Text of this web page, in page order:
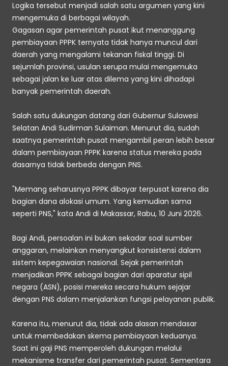
Logika tersebut menjadi salah satu argumen yang kini
mengemuka di berbagai wilayah.
Gagasan agar pemerintah pusat ikut menanggung
pembiayaan PPPK ternyata tidak hanya muncul dari
daerah yang mengalami tekanan fiskal tinggi. Di
sejumlah provinsi, usulan serupa mulai mengemuka
sebagai jalan ke luar atas dilema yang kini dihadapi
banyak pemerintah daerah.
Salah satu dukungan datang dari Gubernur Sulawesi
Selatan Andi Sudirman Sulaiman. Menurut dia, sudah
saatnya pemerintah pusat mengambil peran lebih besar
dalam pembiayaan PPPK karena status mereka pada
dasarnya tidak berbeda dengan PNS.
"Memang seharusnya PPPK dibayar terpusat karena dia
bagian dana alokasi umum. Yang kemudian sama
seperti PNS," kata Andi di Makassar, Rabu, 10 Juni 2026.
Bagi Andi, persoalan ini bukan sekadar soal sumber
anggaran, melainkan menyangkut konsistensi dalam
sistem kepegawaian nasional. Sejak pemerintah
menjadikan PPPK sebagai bagian dari aparatur sipil
negara (ASN), posisi mereka secara hukum sejajar
Karena itu, menurut dia, tidak ada alasan mendasar
untuk membedakan skema pembiayaan keduanya.
Saat ini gaji PNS memperoleh dukungan melalui
mekanisme transfer dari pemerintah pusat. Sementara